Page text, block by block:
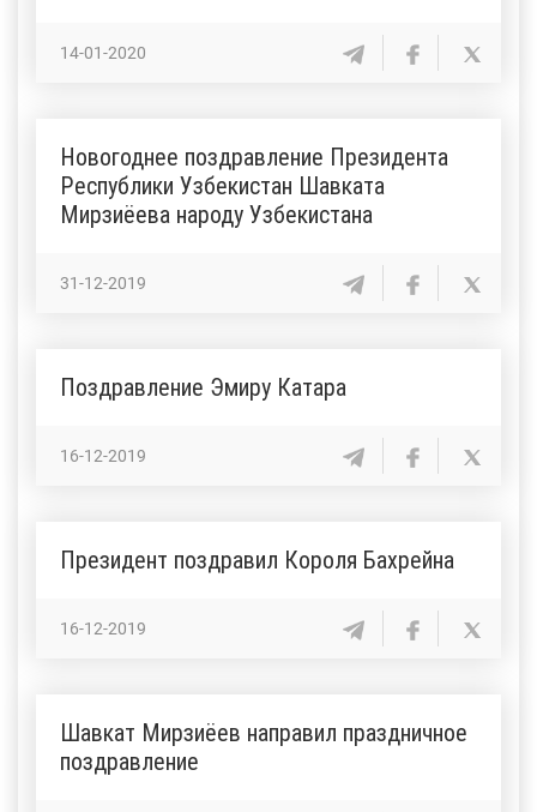
14-01-2020
Новогоднее поздравление Президента
Республики Узбекистан Шавката
Мирзиёева народу Узбекистана
31-12-2019
Поздравление Эмиру Катара
16-12-2019
Президент поздравил Короля Бахрейна
16-12-2019
Шавкат Мирзиёев направил праздничное
поздравление